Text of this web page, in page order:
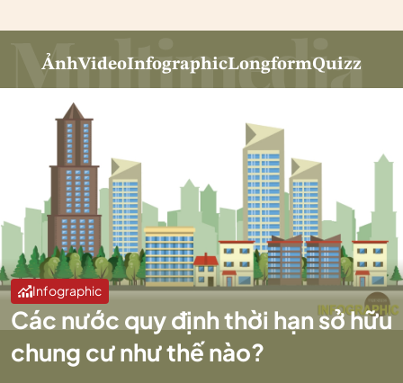
ẢnhVideoInfographicLongformQuizz
Infographic
Các nước quy định thời hạn sở hữu
chung cư như thế nào?